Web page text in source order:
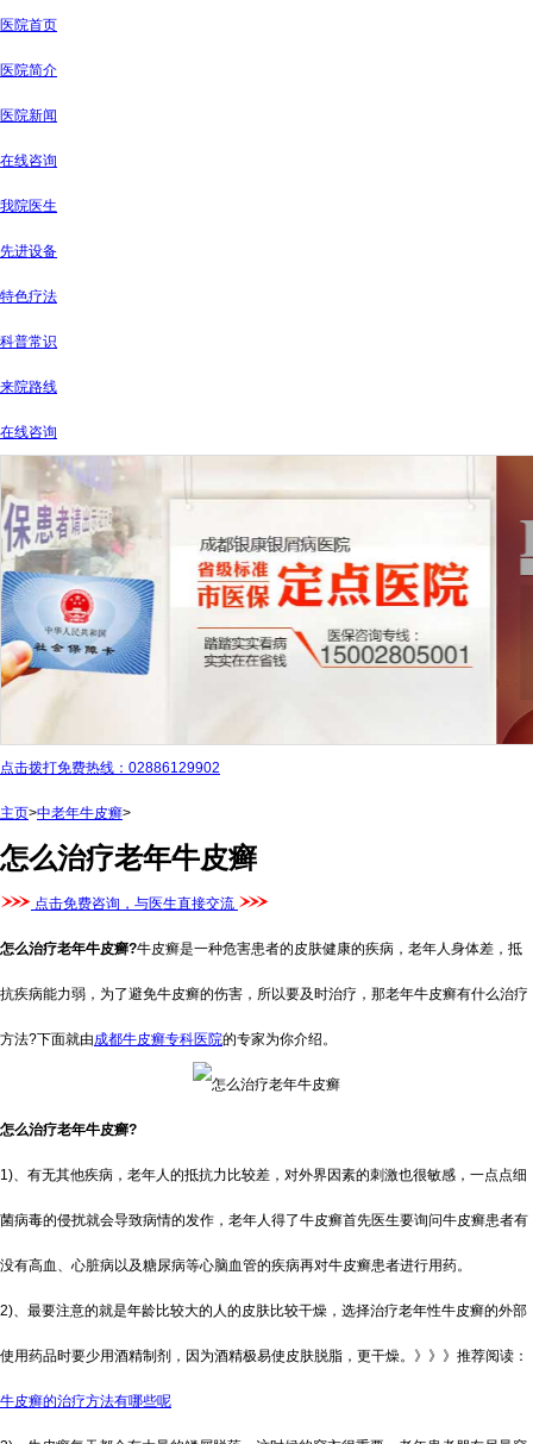
医院首页
医院简介
医院新闻
在线咨询
我院医生
先进设备
特色疗法
科普常识
来院路线
在线咨询
点击拨打免费热线：02886129902
主页>中老年牛皮癣>
怎么治疗老年牛皮癣
点击免费咨询，与医生直接交流
怎么治疗老年牛皮癣?牛皮癣是一种危害患者的皮肤健康的疾病，老年人身体差，抵
抗疾病能力弱，为了避免牛皮癣的伤害，所以要及时治疗，那老年牛皮癣有什么治疗
方法?下面就由成都牛皮癣专科医院的专家为你介绍。
怎么治疗老年牛皮癣?
1)、有无其他疾病，老年人的抵抗力比较差，对外界因素的刺激也很敏感，一点点细
菌病毒的侵扰就会导致病情的发作，老年人得了牛皮癣首先医生要询问牛皮癣患者有
没有高血、心脏病以及糖尿病等心脑血管的疾病再对牛皮癣患者进行用药。
2)、最要注意的就是年龄比较大的人的皮肤比较干燥，选择治疗老年性牛皮癣的外部
使用药品时要少用酒精制剂，因为酒精极易使皮肤脱脂，更干燥。》》》推荐阅读：
牛皮癣的治疗方法有哪些呢